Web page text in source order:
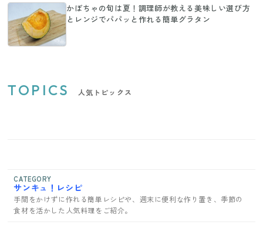
かぼちゃの旬は夏！調理師が教える美味しい選び方
とレンジでパパッと作れる簡単グラタン
TOPICS 人気トピックス
CATEGORY
サンキュ！レシピ
手間をかけずに作れる簡単レシピや、週末に便利な作り置き、季節の
食材を活かした人気料理をご紹介。